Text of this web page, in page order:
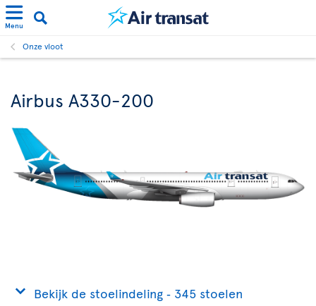
Menu
Onze vloot
Airbus A330-200
Bekijk de stoelindeling ‐ 345 stoelen